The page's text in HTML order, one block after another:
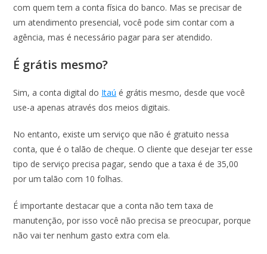
com quem tem a conta física do banco. Mas se precisar de
um atendimento presencial, você pode sim contar com a
agência, mas é necessário pagar para ser atendido.
É grátis mesmo?
Sim, a conta digital do Itaú é grátis mesmo, desde que você
use-a apenas através dos meios digitais.
No entanto, existe um serviço que não é gratuito nessa
conta, que é o talão de cheque. O cliente que desejar ter esse
tipo de serviço precisa pagar, sendo que a taxa é de 35,00
por um talão com 10 folhas.
É importante destacar que a conta não tem taxa de
manutenção, por isso você não precisa se preocupar, porque
não vai ter nenhum gasto extra com ela.